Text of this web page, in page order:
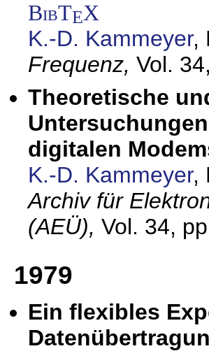
BibTEX
K.-D. Kammeyer,
Frequenz, Vol.
Theoretische
digitalen
K.-D. Kammeyer,
Archiv für
(AEÜ), Vol. 34,
1979
Ein flexibles